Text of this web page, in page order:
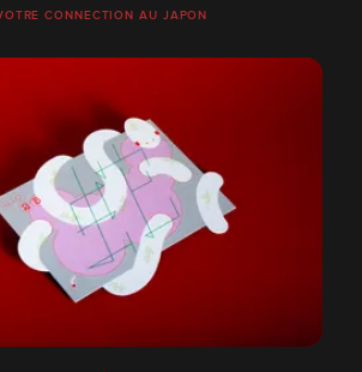
CONNECTION AU JAPON